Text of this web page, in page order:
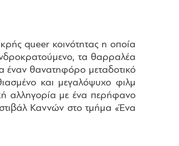
queer κοινότητας η οποία
τα θαρραλέα
έναν θανατηφόρο μεταδοτικό
και μεγαλόψυχο φιλμ
αλληγορία με ένα περήφανο
Καννών στο τμήμα «Ένα